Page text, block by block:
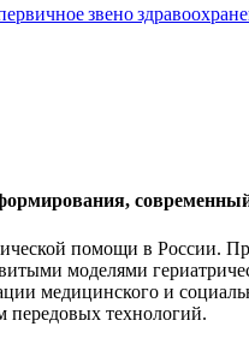
звено
помощи в России.
моделями
медицинского и
передовых технологий.